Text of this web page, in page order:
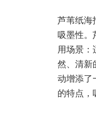
芦苇纸海
吸墨性。
用场景：
然、清新
动增添了
的特点，